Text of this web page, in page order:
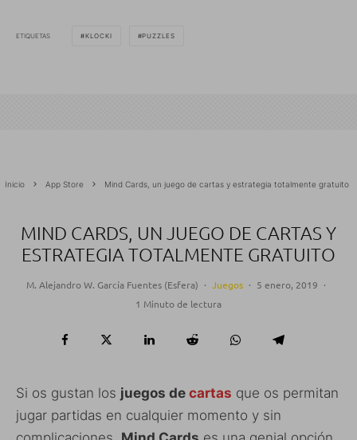
ETIQUETAS KLOCKI PUZZLES
Inicio App Store Mind Cards, un juego de cartas y estrategia totalmente gratuito
MIND CARDS, UN JUEGO DE CARTAS Y
ESTRATEGIA TOTALMENTE GRATUITO
M. Alejandro W. García Fuentes (Esfera) · Juegos · 5 enero, 2019 ·
1 Minuto de lectura
Si os gustan los juegos de cartas que os permitan
jugar partidas en cualquier momento y sin